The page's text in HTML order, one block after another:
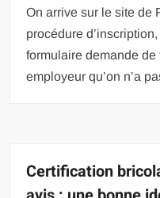
On arrive sur le site de
procédure
formulaire demande
employeur qu’on n’a
Certification